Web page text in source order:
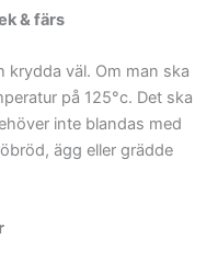
& färs
krydda väl. Om man ska
på 125°c. Det ska
inte blandas med
ägg eller grädde